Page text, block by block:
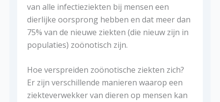
van alle infectieziekten bij mensen een
dierlijke oorsprong hebben en dat meer dan
75% van de nieuwe ziekten (die nieuw zijn in
populaties) zoönotisch zijn.
Hoe verspreiden zoönotische ziekten zich?
Er zijn verschillende manieren waarop een
ziekteverwekker van dieren op mensen kan